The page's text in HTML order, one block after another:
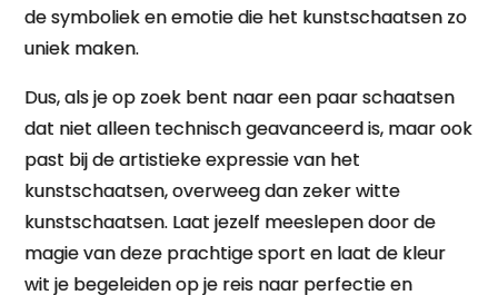
de symboliek en emotie die het kunstschaatsen zo
uniek maken.
Dus, als je op zoek bent naar een paar schaatsen
dat niet alleen technisch geavanceerd is, maar ook
past bij de artistieke expressie van het
kunstschaatsen, overweeg dan zeker witte
kunstschaatsen. Laat jezelf meeslepen door de
magie van deze prachtige sport en laat de kleur
wit je begeleiden op je reis naar perfectie en